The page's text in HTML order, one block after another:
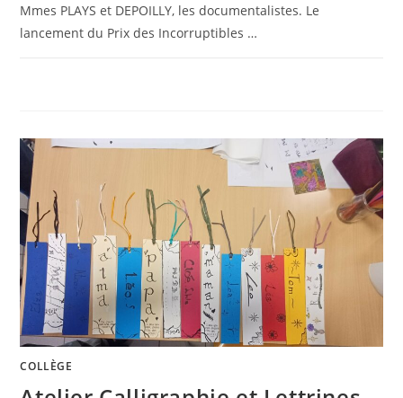
Mmes PLAYS et DEPOILLY, les documentalistes. Le
lancement du Prix des Incorruptibles …
COLLÈGE